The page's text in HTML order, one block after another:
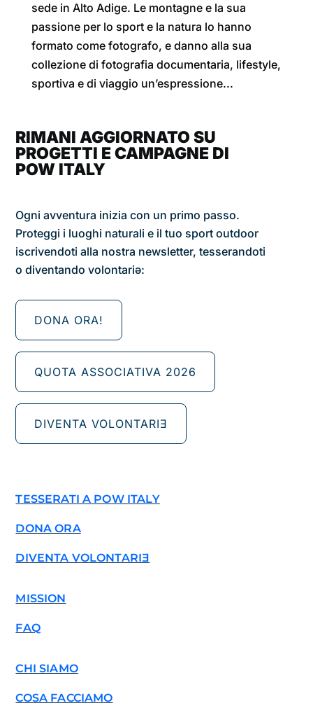
sede in Alto Adige. Le montagne e la sua
passione per lo sport e la natura lo hanno
formato come fotografo, e danno alla sua
collezione di fotografia documentaria, lifestyle,
sportiva e di viaggio un’espressione...
RIMANI AGGIORNATO SU
PROGETTI E CAMPAGNE DI
POW ITALY
Ogni avventura inizia con un primo passo.
Proteggi i luoghi naturali e il tuo sport outdoor
iscrivendoti alla nostra newsletter, tesserandoti
o diventando volontariǝ:
DONA ORA!
QUOTA ASSOCIATIVA 2026
DIVENTA VOLONTARIƎ
TESSERATI A POW ITALY
DONA ORA
DIVENTA VOLONTARIƎ
MISSION
FAQ
CHI SIAMO
COSA FACCIAMO